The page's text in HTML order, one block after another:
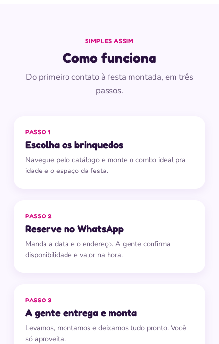
SIMPLES ASSIM
Como funciona
Do primeiro contato à festa montada, em três
passos.
PASSO 1
Escolha os brinquedos
Navegue pelo catálogo e monte o combo ideal pra
idade e o espaço da festa.
PASSO 2
Reserve no WhatsApp
Manda a data e o endereço. A gente confirma
disponibilidade e valor na hora.
PASSO 3
A gente entrega e monta
Levamos, montamos e deixamos tudo pronto. Você
só aproveita.